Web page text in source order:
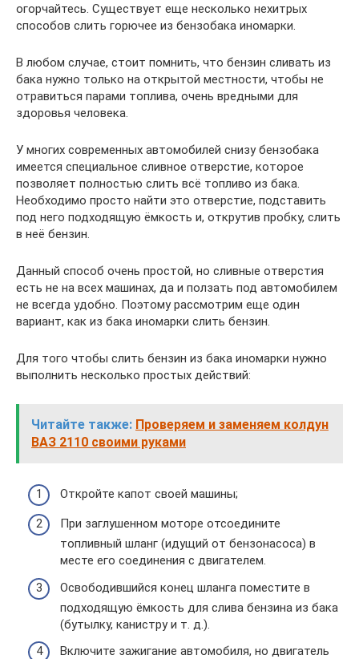
огорчайтесь. Существует еще несколько нехитрых
способов слить горючее из бензобака иномарки.
В любом случае, стоит помнить, что бензин сливать из
бака нужно только на открытой местности, чтобы не
отравиться парами топлива, очень вредными для
здоровья человека.
У многих современных автомобилей снизу бензобака
имеется специальное сливное отверстие, которое
позволяет полностью слить всё топливо из бака.
Необходимо просто найти это отверстие, подставить
под него подходящую ёмкость и, открутив пробку, слить
в неё бензин.
Данный способ очень простой, но сливные отверстия
есть не на всех машинах, да и ползать под автомобилем
не всегда удобно. Поэтому рассмотрим еще один
вариант, как из бака иномарки слить бензин.
Для того чтобы слить бензин из бака иномарки нужно
выполнить несколько простых действий:
Читайте также: Проверяем и заменяем колдун
ВАЗ 2110 своими руками
Откройте капот своей машины;
При заглушенном моторе отсоедините
топливный шланг (идущий от бензонасоса) в
месте его соединения с двигателем.
Освободившийся конец шланга поместите в
подходящую ёмкость для слива бензина из бака
(бутылку, канистру и т. д.).
Включите зажигание автомобиля, но двигатель